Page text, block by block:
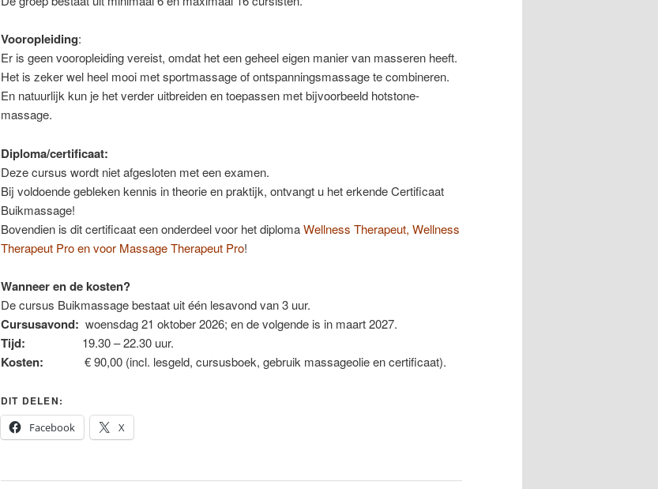
Vooropleiding:
Er is geen vooropleiding vereist, omdat het een geheel eigen manier van masseren heeft.
Het is zeker wel heel mooi met sportmassage of ontspanningsmassage te combineren.
En natuurlijk kun je het verder uitbreiden en toepassen met bijvoorbeeld hotstone-
massage.
Diploma/certificaat:
Deze cursus wordt niet afgesloten met een examen.
Bij voldoende gebleken kennis in theorie en praktijk, ontvangt u het erkende Certificaat
Buikmassage!
Bovendien is dit certificaat een onderdeel voor het diplomaWellness Therapeut, Wellness
Therapeut Proen voor Massage Therapeut Pro!
Wanneer en de kosten?
De cursus Buikmassage bestaat uit één lesavond van 3 uur.
Cursusavond: woensdag 21 oktober 2026; en de volgende is in maart 2027.
Tijd: 19.30 – 22.30 uur.
Kosten: € 90,00 (incl. lesgeld, cursusboek, gebruik massageolie en certificaat).
DIT DELEN:
Facebook
X